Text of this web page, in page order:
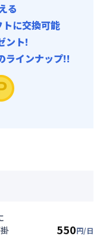
る
トに交換可能
ント!
ラインナップ!!
550円/日